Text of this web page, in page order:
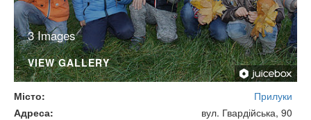
3 Images
VIEW GALLERY
Місто
Прилуки
Адреса
вул. Гвардійська, 90